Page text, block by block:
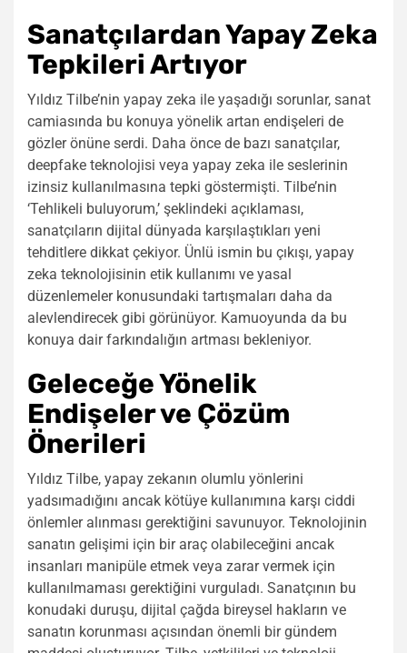
Sanatçılardan Yapay Zeka
Tepkileri Artıyor
Yıldız Tilbe’nin yapay zeka ile yaşadığı sorunlar, sanat
camiasında bu konuya yönelik artan endişeleri de
gözler önüne serdi. Daha önce de bazı sanatçılar,
deepfake teknolojisi veya yapay zeka ile seslerinin
izinsiz kullanılmasına tepki göstermişti. Tilbe’nin
‘Tehlikeli buluyorum,’ şeklindeki açıklaması,
sanatçıların dijital dünyada karşılaştıkları yeni
tehditlere dikkat çekiyor. Ünlü ismin bu çıkışı, yapay
zeka teknolojisinin etik kullanımı ve yasal
düzenlemeler konusundaki tartışmaları daha da
alevlendirecek gibi görünüyor. Kamuoyunda da bu
konuya dair farkındalığın artması bekleniyor.
Geleceğe Yönelik
Endişeler ve Çözüm
Önerileri
Yıldız Tilbe, yapay zekanın olumlu yönlerini
yadsımadığını ancak kötüye kullanımına karşı ciddi
önlemler alınması gerektiğini savunuyor. Teknolojinin
sanatın gelişimi için bir araç olabileceğini ancak
insanları manipüle etmek veya zarar vermek için
kullanılmaması gerektiğini vurguladı. Sanatçının bu
konudaki duruşu, dijital çağda bireysel hakların ve
sanatın korunması açısından önemli bir gündem